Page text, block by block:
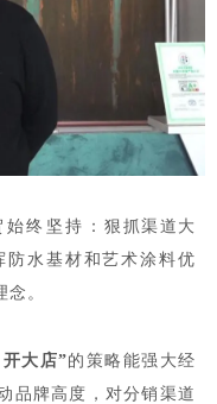
始终坚持：狠抓渠道大
水基材和艺术涂料优
。
大店”的策略能强大经
品牌高度，对分销渠道